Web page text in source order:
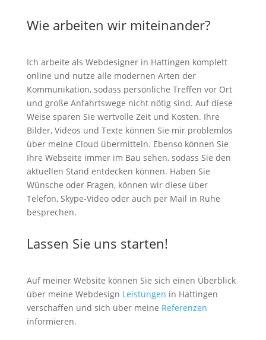
Wie arbeiten wir miteinander?
Ich arbeite als Webdesigner in Hattingen komplett
online und nutze alle modernen Arten der
Kommunikation, sodass persönliche Treffen vor Ort
und große Anfahrtswege nicht nötig sind. Auf diese
Weise sparen Sie wertvolle Zeit und Kosten. Ihre
Bilder, Videos und Texte können Sie mir problemlos
über meine Cloud übermitteln. Ebenso können Sie
Ihre Webseite immer im Bau sehen, sodass Sie den
aktuellen Stand entdecken können. Haben Sie
Wünsche oder Fragen, können wir diese über
Telefon, Skype-Video oder auch per Mail in Ruhe
besprechen.
Lassen Sie uns starten!
Auf meiner Website können Sie sich einen Überblick
über meine Webdesign Leistungen in Hattingen
verschaffen und sich über meine Referenzen
informieren.